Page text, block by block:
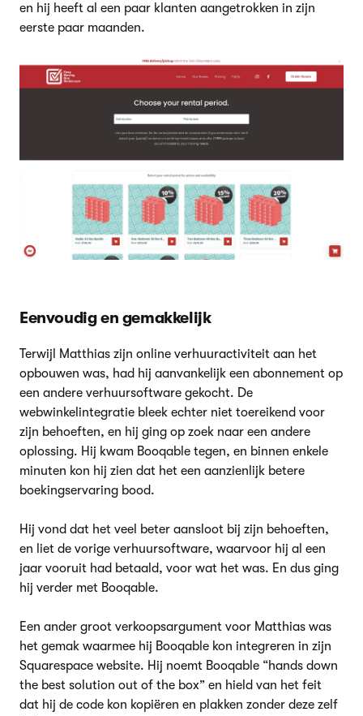
en hij heeft al een paar klanten aangetrokken in zijn
eerste paar maanden.
Eenvoudig en gemakkelijk
Terwijl Matthias zijn online verhuuractiviteit aan het
opbouwen was, had hij aanvankelijk een abonnement op
een andere verhuursoftware gekocht. De
webwinkelintegratie bleek echter niet toereikend voor
zijn behoeften, en hij ging op zoek naar een andere
oplossing. Hij kwam Booqable tegen, en binnen enkele
minuten kon hij zien dat het een aanzienlijk betere
boekingservaring bood.
Hij vond dat het veel beter aansloot bij zijn behoeften,
en liet de vorige verhuursoftware, waarvoor hij al een
jaar vooruit had betaald, voor wat het was. En dus ging
hij verder met Booqable.
Een ander groot verkoopsargument voor Matthias was
het gemak waarmee hij Booqable kon integreren in zijn
Squarespace website. Hij noemt Booqable “hands down
the best solution out of the box” en hield van het feit
dat hij de code kon kopiëren en plakken zonder deze zelf